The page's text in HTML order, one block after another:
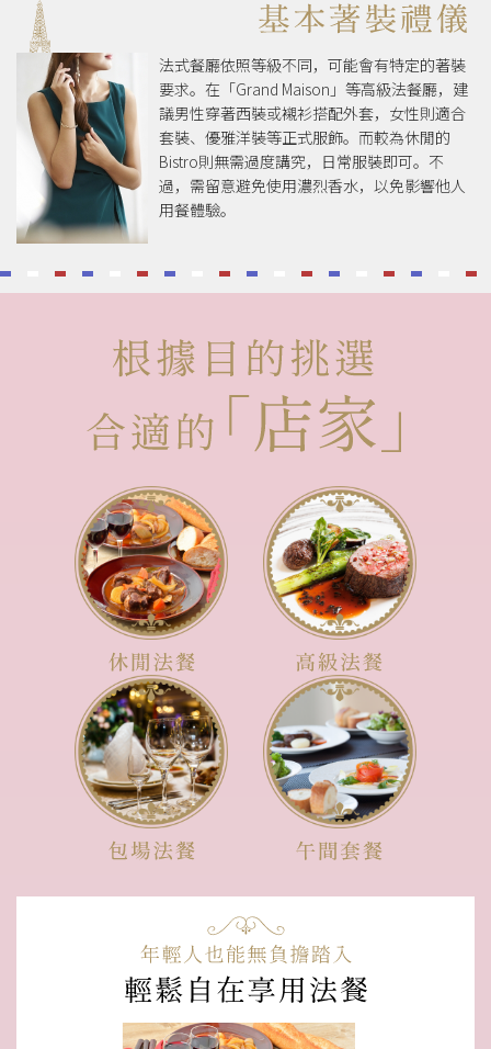
法式餐廳依照等級不同，可能會有特定的著裝
要求。在「Grand Maison」等高級法餐廳，建
議男性穿著西裝或襯衫搭配外套，女性則適合
套裝、優雅洋裝等正式服飾。而較為休閒的
Bistro則無需過度講究，日常服裝即可。不
過，需留意避免使用濃烈香水，以免影響他人
用餐體驗。